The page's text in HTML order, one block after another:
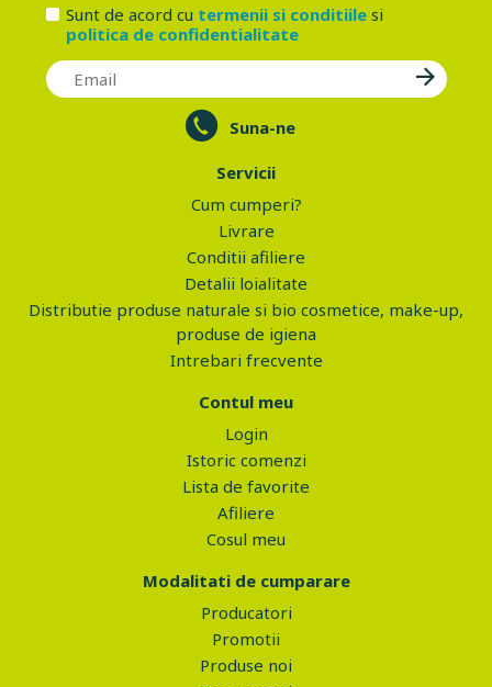
Sunt de acord cu termenii si conditiilesi
politica de confidentialitate
Suna-ne
Servicii
Cum cumperi?
Livrare
Conditii afiliere
Detalii loialitate
Distributie produse naturale si bio cosmetice, make-up,
produse de igiena
Intrebari frecvente
Contul meu
Login
Istoric comenzi
Lista de favorite
Afiliere
Cosul meu
Modalitati de cumparare
Producatori
Promotii
Produse noi